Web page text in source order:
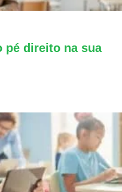
pé direito na sua